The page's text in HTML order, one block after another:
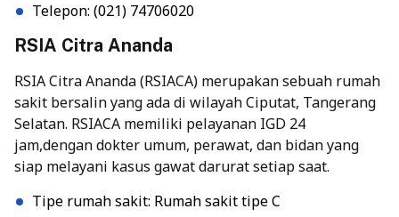
Telepon: (021) 74706020
RSIA Citra Ananda
RSIA Citra Ananda (RSIACA) merupakan sebuah rumah
sakit bersalin yang ada di wilayah Ciputat, Tangerang
Selatan. RSIACA memiliki pelayanan IGD 24
jam,dengan dokter umum, perawat, dan bidan yang
siap melayani kasus gawat darurat setiap saat.
Tipe rumah sakit: Rumah sakit tipe C